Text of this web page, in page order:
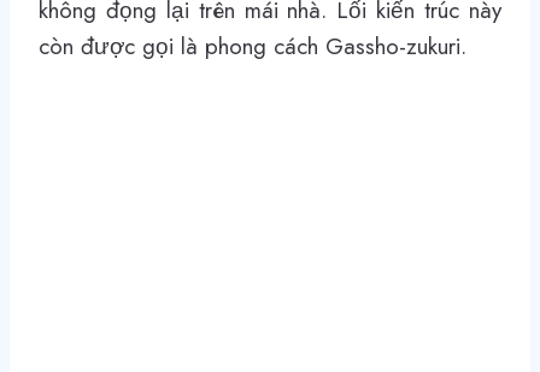
không đọng lại trên mái nhà. Lối kiến trúc này
còn được gọi là phong cách Gassho-zukuri.